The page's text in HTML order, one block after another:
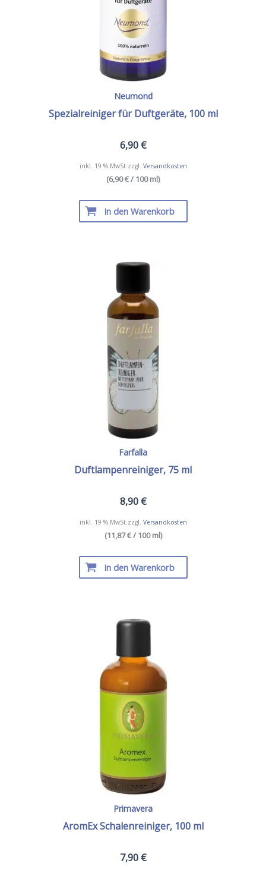
Neumond
Spezialreiniger für Duftgeräte, 100 ml
6,90 €
inkl. 19 % MwSt. zzgl. Versandkosten
(6,90 € / 100 ml)
In den Warenkorb
Farfalla
Duftlampenreiniger, 75 ml
8,90 €
inkl. 19 % MwSt. zzgl. Versandkosten
(11,87 € / 100 ml)
In den Warenkorb
Primavera
AromEx Schalenreiniger, 100 ml
7,90 €